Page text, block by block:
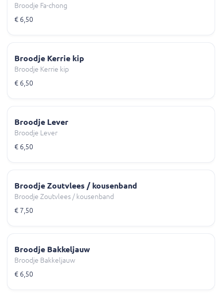
Broodje Fa-chong
€ 6,50
Broodje Kerrie kip
Broodje Kerrie kip
€ 6,50
Broodje Lever
Broodje Lever
€ 6,50
Broodje Zoutvlees / kousenband
Broodje Zoutvlees / kousenband
€ 7,50
Broodje Bakkeljauw
Broodje Bakkeljauw
€ 6,50